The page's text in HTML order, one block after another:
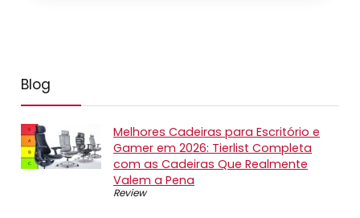
Blog
Melhores Cadeiras para Escritório e
Gamer em 2026: Tierlist Completa
com as Cadeiras Que Realmente
Valem a Pena
Review